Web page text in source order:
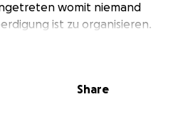
womit niemand
ist zu organisieren.
dem Rest der übrig
Vater ist in Bad
Share